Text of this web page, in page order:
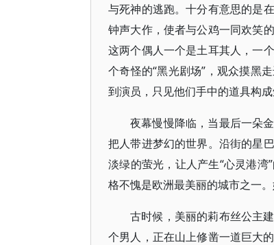
与死神的逃跑。十分有意思的是
钟声大作，使者与公鸡一同欢笑
这两个偶人一个是土耳其人，一
个奇怪的“黑光剧场”，观众摸黑
到演员，只见他们手中的道具构
夜幕慢慢降临，当最后一朵
把人带进梦幻的世界。沿街的星
淡绿的萤光，让人产生“心灵港
格不愧是欧洲最美丽的城市之一
古时候，美丽的莉布丝公主
个男人，正在山上修凿一道巨大